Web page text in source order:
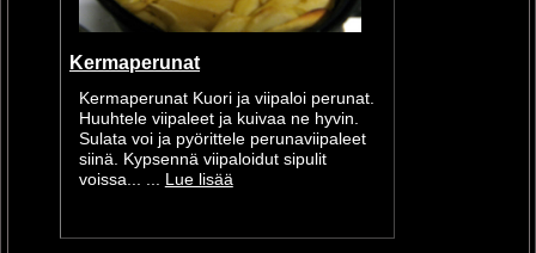
Kermaperunat
Kermaperunat Kuori ja viipaloi perunat.
Huuhtele viipaleet ja kuivaa ne hyvin.
Sulata voi ja pyörittele perunaviipaleet
siinä. Kypsennä viipaloidut sipulit
voissa... ...
Lue lisää